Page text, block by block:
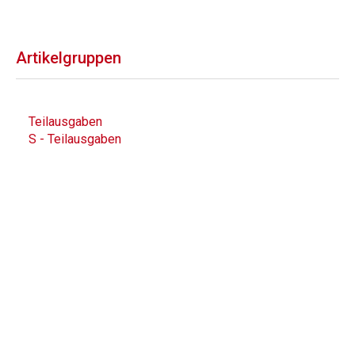
Artikelgruppen
Teilausgaben
S - Teilausgaben